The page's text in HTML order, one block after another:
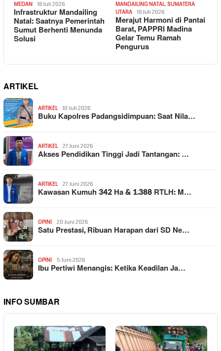
MEDAN 18 Juli 2026
Infrastruktur Mandailing
Natal: Saatnya Pemerintah
Sumut Berhenti Menunda
Solusi
MANDAILING NATAL, SUMATERA
UTARA
18 Juli 2026
Merajut Harmoni di Pantai
Barat, PAPPRI Madina
Gelar Temu Ramah
Pengurus
ARTIKEL
ARTIKEL 10 Juli 2026
Buku Kapolres Padangsidimpuan: Saat Nila…
ARTIKEL 27 Juni 2026
Akses Pendidikan Tinggi Jadi Tantangan: …
ARTIKEL 27 Juni 2026
Kawasan Kumuh 342 Ha & 1.388 RTLH: M…
OPINI 20 Juni 2026
Satu Prestasi, Ribuan Harapan dari SD Ne…
OPINI 5 Juni 2026
Ibu Pertiwi Menangis: Ketika Keadilan Ja…
INFO SUMBAR